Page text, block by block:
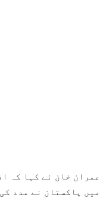
عمران خان نے کہا کہ
میں پاکستان نے مدد